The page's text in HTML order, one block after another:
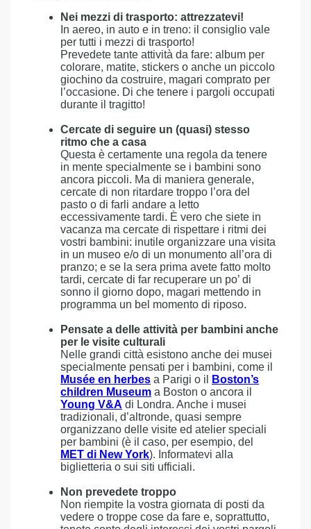
Nei mezzi di trasporto: attrezzatevi!
In aereo, in auto e in treno: il consiglio vale
per tutti i mezzi di trasporto!
Prevedete tante attività da fare: album per
colorare, matite, stickers o anche un piccolo
giochino da costruire, magari comprato per
l’occasione. Di che tenere i pargoli occupati
durante il tragitto!
Cercate di seguire un (quasi) stesso
ritmo che a casa
Questa è certamente una regola da tenere
in mente specialmente se i bambini sono
ancora piccoli. Ma di maniera generale,
cercate di non ritardare troppo l’ora del
pasto o di farli andare a letto
eccessivamente tardi. È vero che siete in
vacanza ma cercate di rispettare i ritmi dei
vostri bambini: inutile organizzare una visita
in un museo e/o di un monumento all’ora di
pranzo; e se la sera prima avete fatto molto
tardi, cercate di far recuperare un po’ di
sonno il giorno dopo, magari mettendo in
programma un bel momento di riposo.
Pensate a delle attività per bambini anche
per le visite culturali
Nelle grandi città esistono anche dei musei
specialmente pensati per i bambini, come il
Musée en herbes a Parigi o il
Boston’s
children Museum a Boston o ancora il
Young V&A di Londra. Anche i musei
tradizionali, d’altronde, quasi sempre
organizzano delle visite ed atelier speciali
per bambini (è il caso, per esempio, del
MET di New York). Informatevi alla
biglietteria o sui siti ufficiali.
Non prevedete troppo
Non riempite la vostra giornata di posti da
vedere o troppe cose da fare e, soprattutto,